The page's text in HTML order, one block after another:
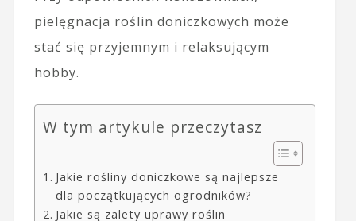
pielęgnacja roślin doniczkowych może
stać się przyjemnym i relaksującym
hobby.
W tym artykule przeczytasz
Jakie rośliny doniczkowe są najlepsze
dla początkujących ogrodników?
Jakie są zalety uprawy roślin